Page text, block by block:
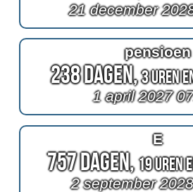
21 december
pensioen
238 Dagen,3 Uren
1 april 2027
E
757 Dagen,19 Uren
2 september